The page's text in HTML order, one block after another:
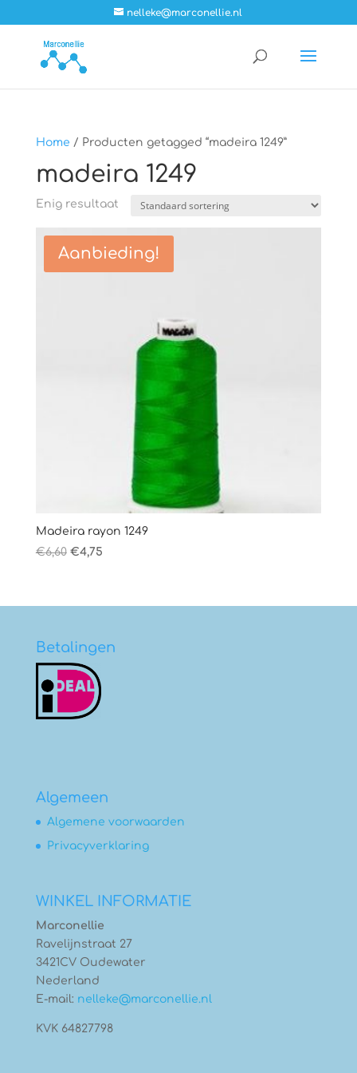
nelleke@marconellie.nl
Home / Producten getagged “madeira 1249”
madeira 1249
Enig resultaat
Aanbieding!
Madeira rayon 1249
€6,60 Oorspronkelijke
€6,60.
€4,75Huidige
€4,75.
Betalingen
Algemeen
Algemene voorwaarden
Privacyverklaring
WINKEL INFORMATIE
Marconellie
Ravelijnstraat 27
3421CV Oudewater
Nederland
E-mail: nelleke@marconellie.nl
KVK 64827798